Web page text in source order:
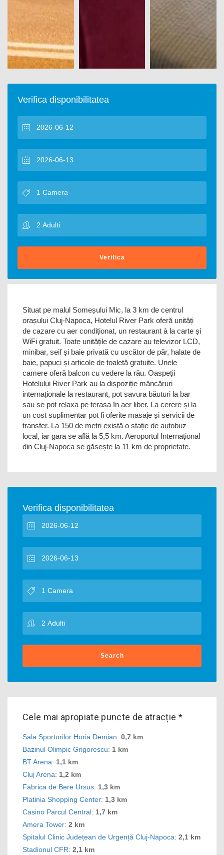
Verifica disponibilitatea
Verifica
Situat pe malul Someșului Mic, la 3 km de centrul
orașului Cluj-Napoca, Hotelul River Park oferă unități
de cazare cu aer condiționat, un restaurant à la carte și
WiFi gratuit. Toate unitățile de cazare au televizor LCD,
minibar, seif și baie privată cu uscător de păr, halate de
baie, papuci și articole de toaletă gratuite. Unele
camere oferă balcon cu vedere la râu. Oaspeții
Hotelului River Park au la dispoziție mâncăruri
internaționale la restaurant, pot savura băuturi la bar
sau se pot relaxa pe terasa în aer liber. La cerere și la
un cost suplimentar pot fi oferite masaje și servicii de
transfer. La 150 de metri există o stație de autobuz
local, iar gara se află la 5,5 km. Aeroportul Internațional
din Cluj-Napoca se găsește la 11 km de proprietate.
Verifica disponibilitatea
Search
Cele mai apropiate puncte de atracție *
Sala Sporturilor Horia Demian: 0,7 km
Bazinul Olimpic Grigorescu: 1 km
BT Arena: 1,1 km
Cluj Arena: 1,2 km
Fabrica de Bere Ursus: 1,3 km
Platinia Shopping Center: 1,3 km
Casino Parcul Central: 1,7 km
Amera Tower: 2 km
Spitalul Clinic Județean de Urgență Cluj-Napoca: 2,1 km
Stadionul CFR: 2,1 km